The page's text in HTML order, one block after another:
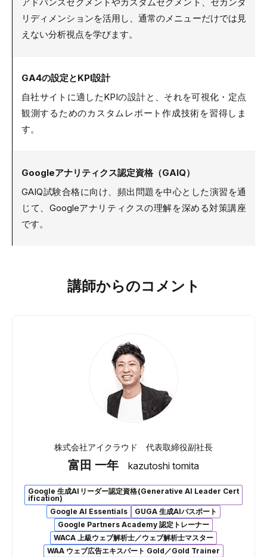
アドバンスセグメントやカスタムセグメント、セカンダ
リディメンションを活用し、通常のメニューだけでは見
えない分析視点を学びます。
GA4の設定とKPI設計
自社サイトに適したKPIの設計と、それを可視化・定点
観測するためのカスタムレポート作成技術を習得しま
す。
Googleアナリティクス認定資格（GAIQ）
GAIQ試験合格に向け、頻出問題を中心とした演習を通
じて、Googleアナリティクスの理解を深める対策講座
です。
講師からのコメント
株式会社アイクラウド 代表取締役副社長
富田 一年 kazutoshi tomita
Google 生成AIリーダー認定資格(Generative AI Leader Cert
ification)
Google AI Essentials
GUGA 生成AIパスポート
Google Partners Academy 認定トレーナー
WACA 上級ウェブ解析士／ウェブ解析士マスター
WAA ウェブ広告エキスパート Gold／Gold Trainer